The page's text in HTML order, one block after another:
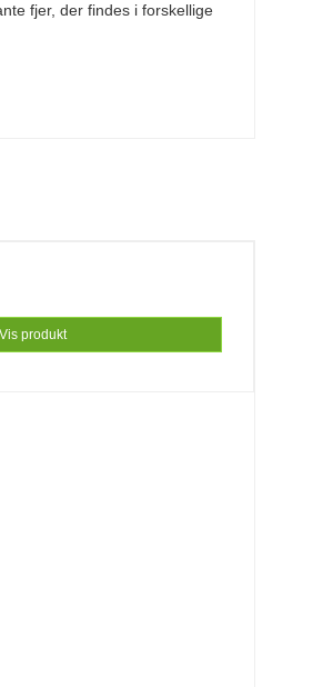
fjer, der findes i forskellige
Vis produkt